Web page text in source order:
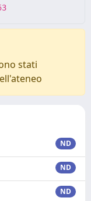
stati
ND
ND
ND